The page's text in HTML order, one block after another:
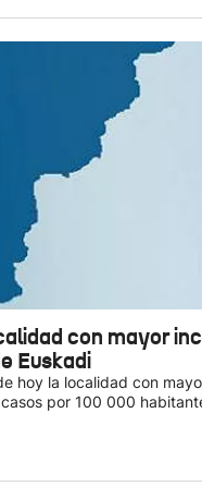
con mayor
Euskadi
hoy la localidad con
por 100 000